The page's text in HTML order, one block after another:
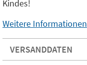
Kindes!
Weitere Informationen
VERSANDDATEN